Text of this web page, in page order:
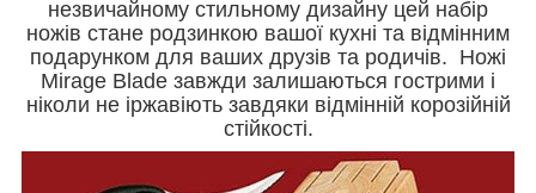
незвичайному стильному дизайну цей набір
ножів стане родзинкою вашої кухні та відмінним
подарунком для ваших друзів та родичів. Ножі
Mirage Blade завжди залишаються гострими і
ніколи не іржавіють завдяки відмінній корозійній
стійкості.